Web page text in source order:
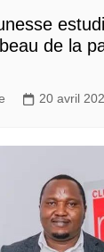
de la
20 avril